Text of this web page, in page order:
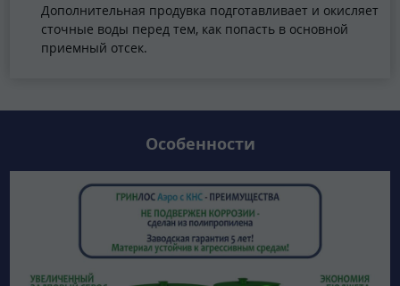
Дополнительная продувка подготавливает и окисляет
сточные воды перед тем, как попасть в основной
приемный отсек.
Особенности